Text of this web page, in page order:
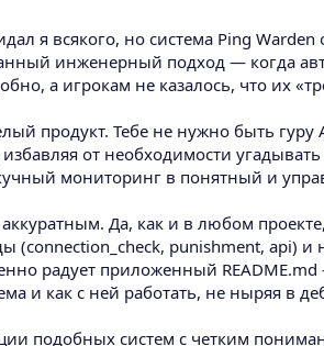
я всякого, но система Ping
инженерный подход — когда
а игрокам не казалось, что их
продукт. Тебе не нужно быть
от необходимости
мониторинг в понятный и
Да, как и в любом
(connection_check, punishment, api)
радует приложенный README.md
и как с ней работать, не ныряя в
подобных систем с четким